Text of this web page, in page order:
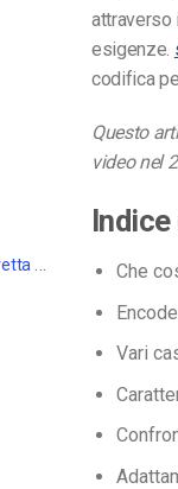
10. Bonus: il software per lo streaming in diretta di Dacast
attraverso
esigenze.
codifica
Questo
video nel
Che
Vari